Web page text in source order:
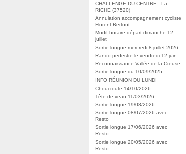
CHALLENGE DU CENTRE : La
RICHE (37520)
Annulation accompagnement cycliste
Florent Bertout
Modif horaire départ dimanche 12
juillet
Sortie longue mercredi 8 juillet 2026
Rando pedestre le vendredi 12 juin
Reconnaissance Vallée de la Creuse
Sortie longue du 10/09/2025
INFO RÉUNION DU LUNDI
Choucroute 14/10/2026
Tête de veau 11/03/2026
Sortie longue 19/08/2026
Sortie longue 08/07/2026 avec
Resto
Sortie longue 17/06/2026 avec
Resto
Sortie longue 20/05/2026 avec
Resto.